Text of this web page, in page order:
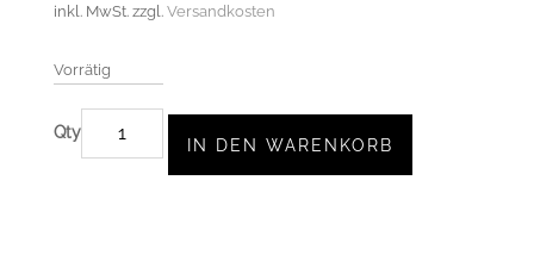
inkl. MwSt. zzgl. Versandkosten
Vorrätig
AUFNÄHER
IN DEN WARENKORB